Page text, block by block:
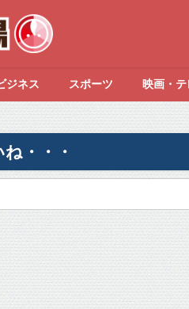
ジネス スポーツ 映画・
・・・